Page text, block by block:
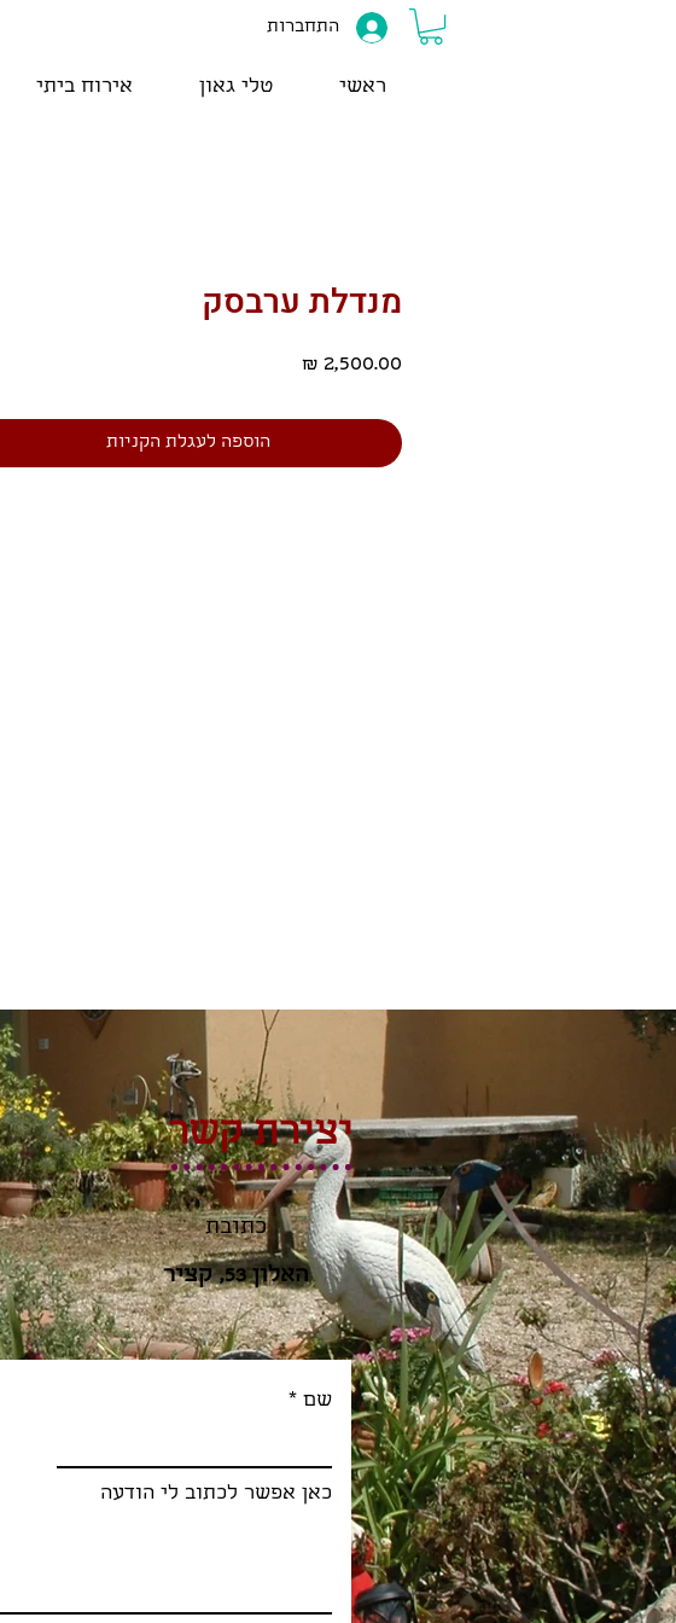
התחברות
ראשי טלי גאון אירוח ביתי
מנדלת ערבסק
מחיר
הוספה לעגלת הקניות
יצירת קשר
כתובת
האלון 53, קציר
שם
כאן אפשר לכתוב לי הודעה